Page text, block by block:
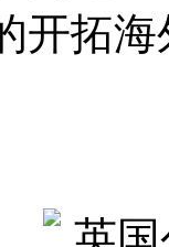
开拓